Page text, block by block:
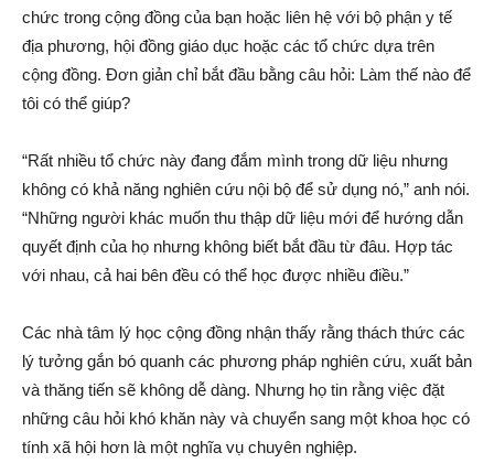
chức trong cộng đồng của bạn hoặc liên hệ với bộ phận y tế
địa phương, hội đồng giáo dục hoặc các tổ chức dựa trên
cộng đồng. Đơn giản chỉ bắt đầu bằng câu hỏi: Làm thế nào để
tôi có thể giúp?
“Rất nhiều tổ chức này đang đắm mình trong dữ liệu nhưng
không có khả năng nghiên cứu nội bộ để sử dụng nó,” anh nói.
“Những người khác muốn thu thập dữ liệu mới để hướng dẫn
quyết định của họ nhưng không biết bắt đầu từ đâu. Hợp tác
với nhau, cả hai bên đều có thể học được nhiều điều.”
Các nhà tâm lý học cộng đồng nhận thấy rằng thách thức các
lý tưởng gắn bó quanh các phương pháp nghiên cứu, xuất bản
và thăng tiến sẽ không dễ dàng. Nhưng họ tin rằng việc đặt
những câu hỏi khó khăn này và chuyển sang một khoa học có
tính xã hội hơn là một nghĩa vụ chuyên nghiệp.